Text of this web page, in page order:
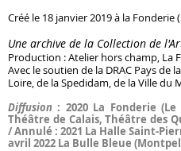
Créé le 18 janvier 2019 à la Fonderie
Une archive de la Collection de
Production : Atelier hors champ, La
Avec le soutien de la DRAC Pays de
Loire, de la Spedidam, de la Ville
Diffusion : 2020 La Fonderie
Théâtre de Calais, Théâtre des
/Annulé : 2021 La Halle Saint-
avril 2022 La Bulle Bleue